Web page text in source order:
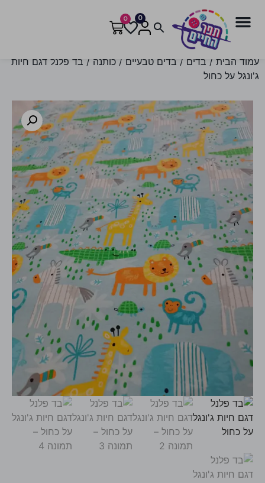
0
0
עמוד הבית / בדים / בדים טבעיים / כותנה / בד פלנל דגם חיות
ג'ונגל על כחול